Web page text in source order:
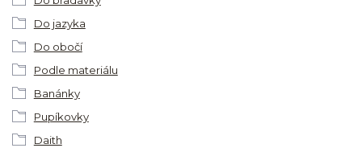
Do jazyka
Do obočí
Podle materiálu
Banánky
Pupíkovky
Daith